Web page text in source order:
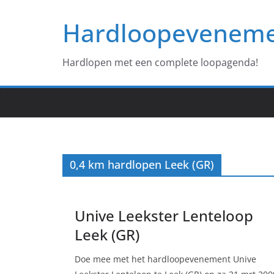
Hardlopen met een complete loopagenda!
0,4 km hardlopen Leek (GR)
Unive Leekster Lenteloop
Leek (GR)
Doe mee met het hardloopevenement Unive